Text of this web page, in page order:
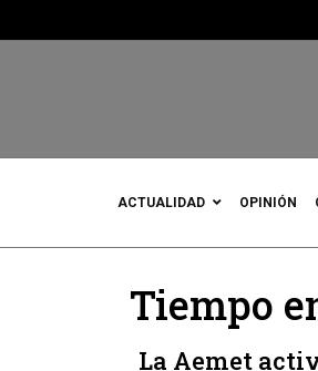
ACTUALIDAD OPINIÓN
Tiempo
La Aemet